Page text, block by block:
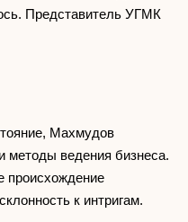
Представитель УГМК
Махмудов
методы ведения бизнеса.
происхождение
к интригам.